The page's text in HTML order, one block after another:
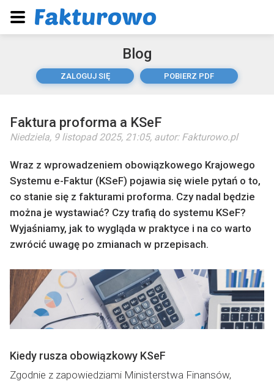
Blog
ZALOGUJ SIĘ POBIERZ PDF
Faktura proforma a KSeF
Niedziela, 9 listopad 2025, 21:05, autor: Fakturowo.pl
Wraz z wprowadzeniem obowiązkowego Krajowego
Systemu e-Faktur (KSeF) pojawia się wiele pytań o to,
co stanie się z fakturami proforma. Czy nadal będzie
można je wystawiać? Czy trafią do systemu KSeF?
Wyjaśniamy, jak to wygląda w praktyce i na co warto
zwrócić uwagę po zmianach w przepisach.
Kiedy rusza obowiązkowy KSeF
Zgodnie z zapowiedziami Ministerstwa Finansów,